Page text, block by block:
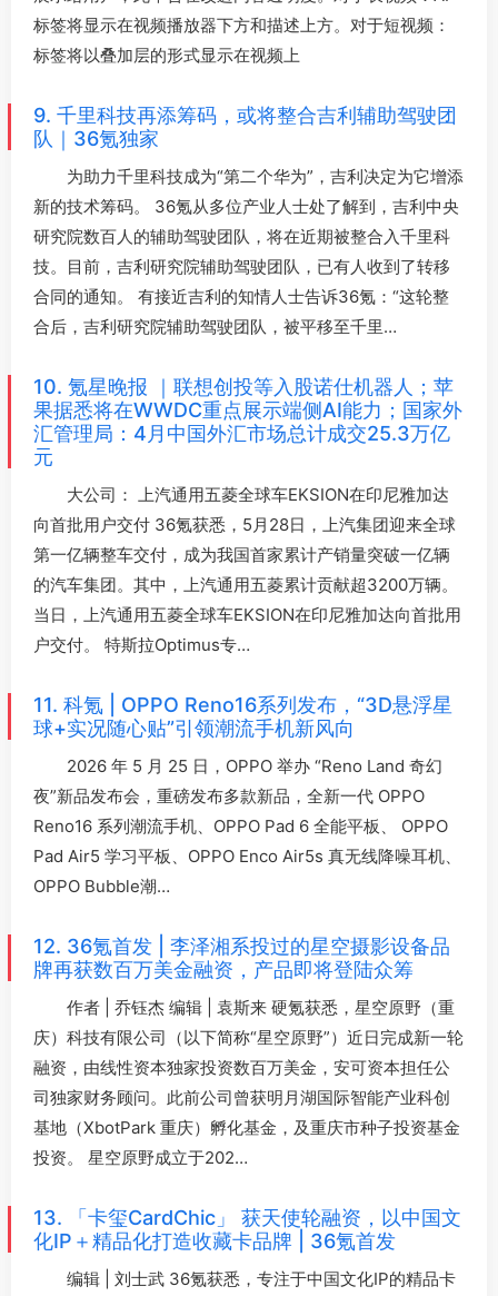
标签将显示在视频播放器下方和描述上方。对于短视频：
标签将以叠加层的形式显示在视频上
9. 千里科技再添筹码，或将整合吉利辅助驾驶团
队｜36氪独家
为助力千里科技成为“第二个华为”，吉利决定为它增添
新的技术筹码。 36氪从多位产业人士处了解到，吉利中央
研究院数百人的辅助驾驶团队，将在近期被整合入千里科
技。目前，吉利研究院辅助驾驶团队，已有人收到了转移
合同的通知。 有接近吉利的知情人士告诉36氪：“这轮整
合后，吉利研究院辅助驾驶团队，被平移至千里…
10. 氪星晚报 ｜联想创投等入股诺仕机器人；苹
果据悉将在WWDC重点展示端侧AI能力；国家外
汇管理局：4月中国外汇市场总计成交25.3万亿
元
大公司： 上汽通用五菱全球车EKSION在印尼雅加达
向首批用户交付 36氪获悉，5月28日，上汽集团迎来全球
第一亿辆整车交付，成为我国首家累计产销量突破一亿辆
的汽车集团。其中，上汽通用五菱累计贡献超3200万辆。
当日，上汽通用五菱全球车EKSION在印尼雅加达向首批用
户交付。 特斯拉Optimus专…
11. 科氪 | OPPO Reno16系列发布，“3D悬浮星
球+实况随心贴”引领潮流手机新风向
2026 年 5 月 25 日，OPPO 举办 “Reno Land 奇幻
夜”新品发布会，重磅发布多款新品，全新一代 OPPO
Reno16 系列潮流手机、OPPO Pad 6 全能平板、 OPPO
Pad Air5 学习平板、OPPO Enco Air5s 真无线降噪耳机、
OPPO Bubble潮…
12. 36氪首发 | 李泽湘系投过的星空摄影设备品
牌再获数百万美金融资，产品即将登陆众筹
作者 | 乔钰杰 编辑 | 袁斯来 硬氪获悉，星空原野（重
庆）科技有限公司（以下简称“星空原野”）近日完成新一轮
融资，由线性资本独家投资数百万美金，安可资本担任公
司独家财务顾问。此前公司曾获明月湖国际智能产业科创
基地（XbotPark 重庆）孵化基金，及重庆市种子投资基金
投资。 星空原野成立于202…
13. 「卡玺CardChic」 获天使轮融资，以中国文
化IP＋精品化打造收藏卡品牌 | 36氪首发
编辑 | 刘士武 36氪获悉，专注于中国文化IP的精品卡